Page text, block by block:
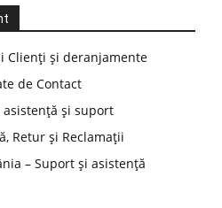
Clienți și deranjamente
de Contact
și suport
Retur și Reclamații
– Suport și asistență